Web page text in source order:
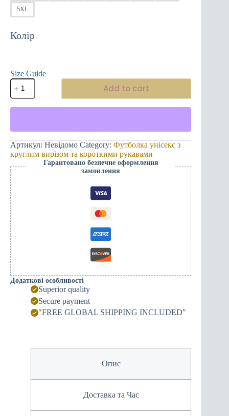
5XL
Колір
Size Guide
Футболка
унісекс
з
коротким
382ME
із
золотою
вишивкою
quantity
Add to cart
Артикул: Невідомо Category: Футболка унісекс з
круглим вирізом та короткими рукавами
Гарантовано безпечне оформлення
замовлення
Додаткові особливості
Superior quality
Secure payment
"FREE GLOBAL SHIPPING INCLUDED"
Опис
Доставка та Час